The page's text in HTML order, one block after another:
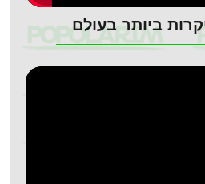
ביותר בעולם